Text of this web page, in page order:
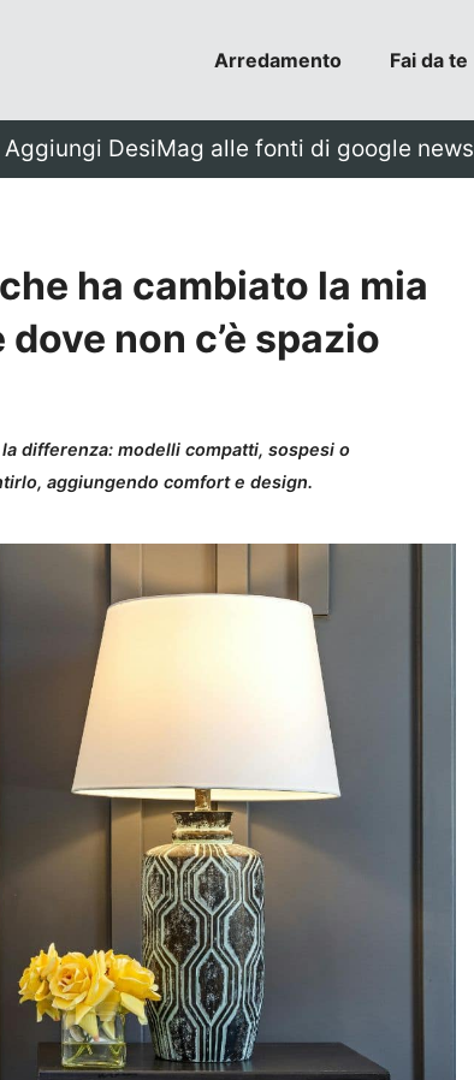
Arredamento Fai da te
Aggiungi DesiMag alle fonti di google news
ha cambiato la mia
non c’è spazio
differenza: modelli compatti, sospesi o
aggiungendo comfort e design.